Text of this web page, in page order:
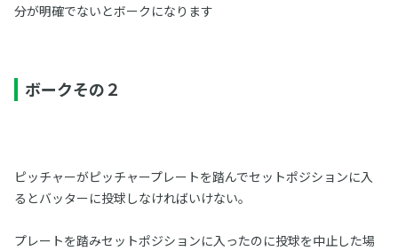
分が明確でないとボークになります
ボークその２
ピッチャーがピッチャープレートを踏んでセットポジションに入
るとバッターに投球しなければいけない。
プレートを踏みセットポジションに入ったのに投球を中止した場